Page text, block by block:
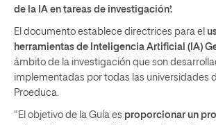
de la IA en tareas de investigación’.
El documento establece directrices para el
herramientas de Inteligencia Artificial (IA)
ámbito de la investigación que son
implementadas por todas las universidades
Proeduca.
“El objetivo de la Guía es proporcionar un